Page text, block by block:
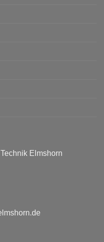
Elmshorn